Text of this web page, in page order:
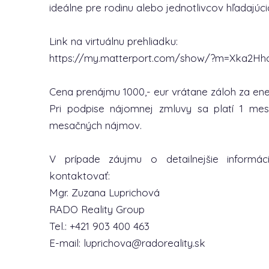
ideálne pre rodinu alebo jednotlivcov
Link na virtuálnu prehliadku:
https://my.matterport.com/show/
Cena prenájmu 1000,- eur vrátane záloh za
Pri podpise nájomnej zmluvy sa platí 1
mesačných nájmov.
V prípade záujmu o detailnejšie
kontaktovať:
Mgr. Zuzana Luprichová
RADO Reality Group
Tel.: +421 903 400 463
E-mail: luprichova@radoreality.sk